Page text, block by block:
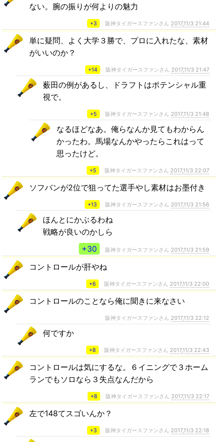
ない。腕の振りが何よりの魅力
+3 阪神タイガースファンさん 2017,11/3 21:44
単に疑問、よく大学３勝で、プロに入れたな、素材
がいいのか？
+14 阪神タイガースファンさん 2017,11/3 21:47
薮田の例があるし、ドラフトはポテンシャル重
視で。
+5 阪神タイガースファンさん 2017,11/3 21:48
なるほどなあ。俺らなんか見てもわからん
かったわ。馬場なんかやったらこれはって
思ったけど。
+5 阪神タイガースファンさん 2017,11/3 22:07
ソフバンが2位で狙ってた選手やし素材はお墨付き
+13 阪神タイガースファンさん 2017,11/3 21:56
ほんとにかぶるわね
戦略が良いのかしら
+30
阪神タイガースファンさん 2017,11/3 21:59
コントロールが肝やね
+6 阪神タイガースファンさん 2017,11/3 22:00
コントロールのことなら俺に聞きに来なさい
阪神タイガースファンさん 2017,11/3 22:12
何ですか
+8 阪神タイガースファンさん 2017,11/3 22:43
コントロールは気にするな。６イニングで３ホーム
ランでもソロなら３失点なんだから
+8 阪神タイガースファンさん 2017,11/3 22:17
左で148てスゴいんか？
+3 阪神タイガースファンさん 2017,11/3 22:18